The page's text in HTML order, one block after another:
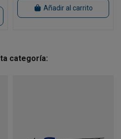
Añadir al carrito
categoría: